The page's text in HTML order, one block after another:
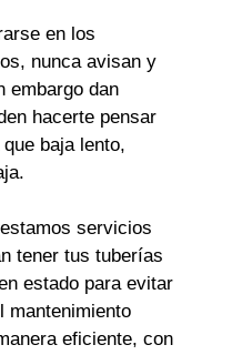
en los
nunca avisan y
embargo dan
hacerte pensar
baja lento,
servicios
tener tus tuberías
estado para evitar
mantenimiento
eficiente, con